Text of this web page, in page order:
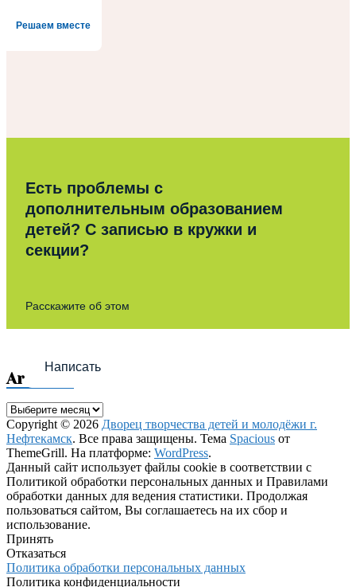
Решаем вместе
Есть проблемы с
дополнительным образованием
детей? С записью в кружки и
секции?
Расскажите об этом
Написать
Archives
Archives
Copyright © 2026 Дворец творчества детей и молодёжи г.
Нефтекамск. Все права защищены. Тема Spacious от
ThemeGrill. На платформе: WordPress.
Данный сайт использует файлы cookie в соответствии с
Политикой обработки персональных данных и Правилами
обработки данных для ведения статистики. Продолжая
пользоваться сайтом, Вы соглашаетесь на их сбор и
использование.
Принять
Отказаться
Политика обработки персональных данных
Политика конфиденциальности